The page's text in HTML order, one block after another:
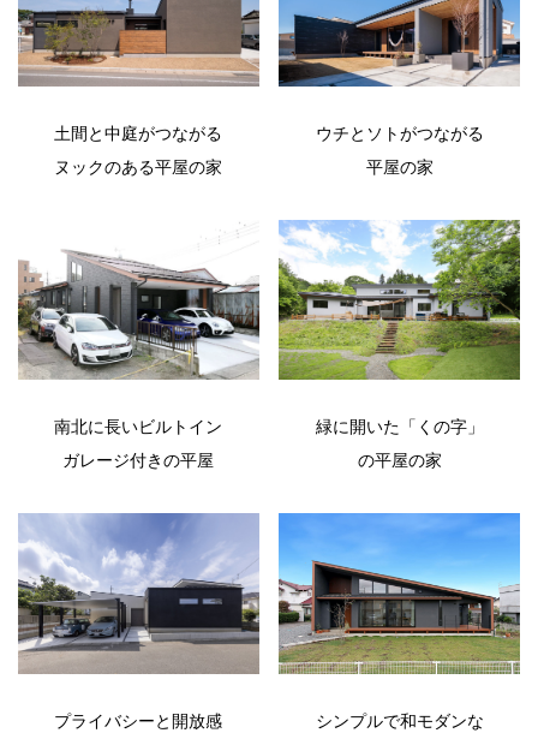
土間と中庭がつながる
ヌックのある平屋の家
ウチとソトがつながる
平屋の家
南北に長いビルトイン
ガレージ付きの平屋
緑に開いた「くの字」
の平屋の家
プライバシーと開放感
シンプルで和モダンな